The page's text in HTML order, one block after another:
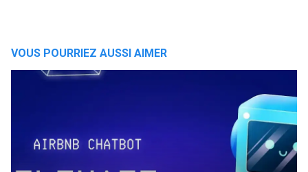
VOUS POURRIEZ AUSSI AIMER